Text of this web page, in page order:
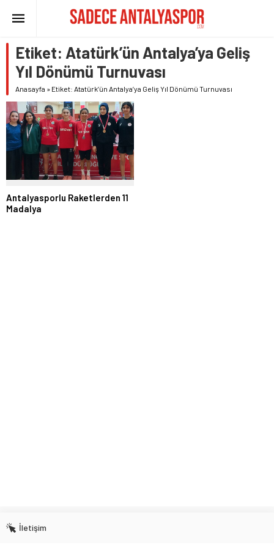
Etiket: Atatürk’ün Antalya’ya Geliş
Yıl Dönümü Turnuvası
Anasayfa » Etiket: Atatürk’ün Antalya’ya Geliş Yıl Dönümü Turnuvası
Antalyasporlu Raketlerden 11
Madalya
İletişim